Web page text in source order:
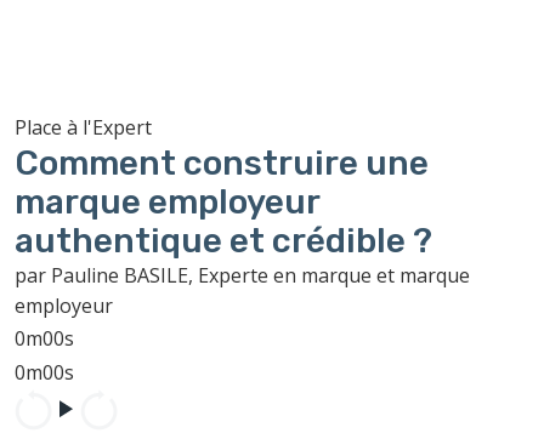
Place à l'Expert
Comment construire une
marque employeur
authentique et crédible ?
par Pauline BASILE, Experte en marque et marque
employeur
0m00s
0m00s